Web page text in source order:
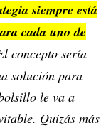
siempre está
cada uno de
concepto sería
solución para
le va a
Quizás más